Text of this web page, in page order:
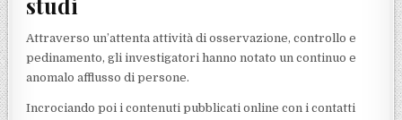
Attraverso un’attenta attività di osservazione, controllo e
pedinamento, gli investigatori hanno notato un continuo e
anomalo afflusso di persone.
Incrociando poi i contenuti pubblicati online con i contatti